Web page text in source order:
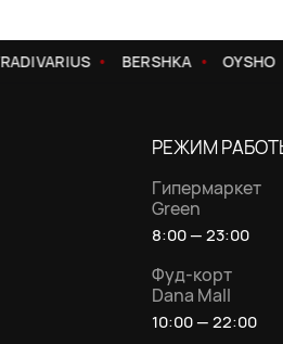
BERSHKA OYSHO
РЕЖИМ
Гипермаркет
Green
8:00 — 23:00
Фуд-корт
Dana Mall
10:00 — 22:00